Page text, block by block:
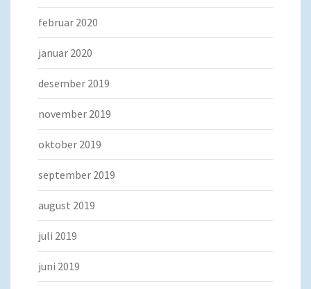
februar 2020
januar 2020
desember 2019
november 2019
oktober 2019
september 2019
august 2019
juli 2019
juni 2019